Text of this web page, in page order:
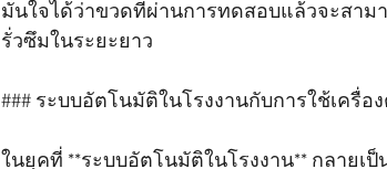
มั่นใจได้ว่าขวดที่ผ่านการทดสอบแล้วจะสาม
รั่วซึมในระยะยาว
### ระบบอัตโนมัติในโรงงานกับการใช้เครื่อ
ในยุคที่ **ระบบอัตโนมัติในโรงงาน** กลายเ